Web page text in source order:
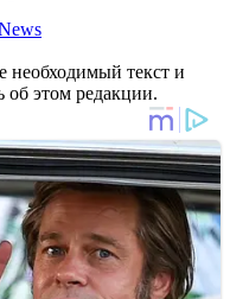
необходимый текст и
этом редакции.